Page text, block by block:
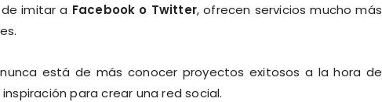
imitar a Facebook o Twitter, ofrecen servicios mucho más
está de más conocer proyectos exitosos a la hora de
para crear una red social.